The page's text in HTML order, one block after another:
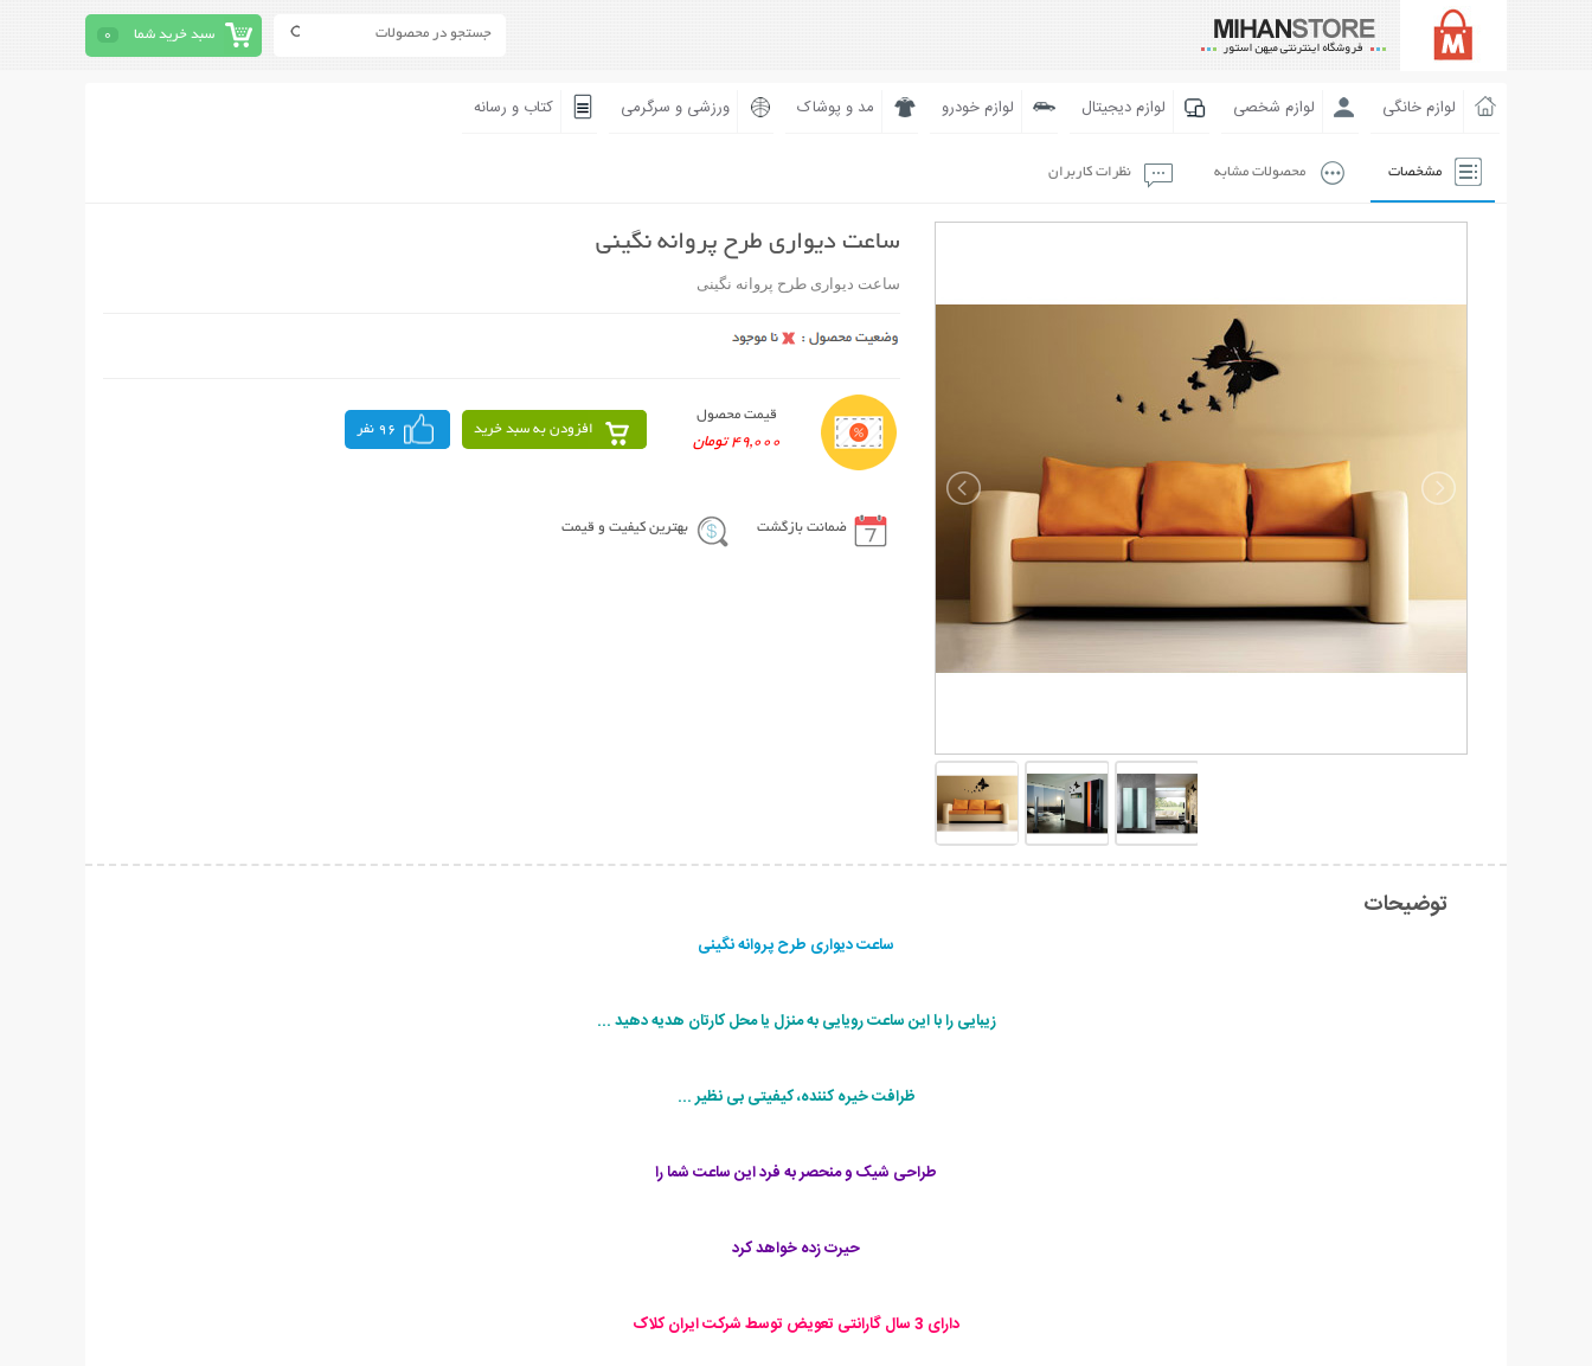
سبد خرید شما 0
لوازم خانگی لوازم شخصی لوازم دیجیتال لوازم خودرو مد و پوشاک ورزشی و سرگرمی کتاب و رسانه
مشخصات محصولات مشابه نظرات کاربران
ساعت دیواری طرح پروانه نگینی
ساعت دیواری طرح پروانه نگینی
قیمت محصول
49,000 تومان
افزودن به سبد خرید 96 نفر
ضمانت بازگشت بهترین کیفیت و قیمت
توضیحات
ساعت دیواری طرح پروانه نگینی
زیبایی را با این ساعت رویایی به منزل یا محل کارتان هدیه دهید ...
ظرافت خیره کننده، کیفیتی بی نظیر ...
طراحی شیک و منحصر به فرد این ساعت شما را
حیرت زده خواهد کرد
دارای 3 سال گارانتی تعویض توسط شرکت ایران کلاک